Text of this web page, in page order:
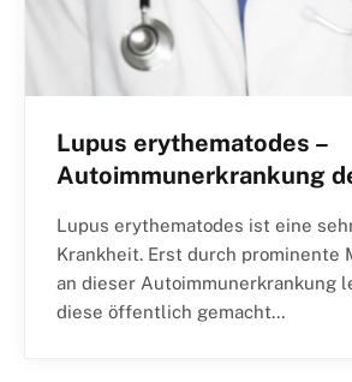
Lupus erythematodes –
Autoimmunerkrankung
Lupus erythematodes ist eine
Krankheit. Erst durch prominente
an dieser Autoimmunerkrankung
diese öffentlich gemacht…